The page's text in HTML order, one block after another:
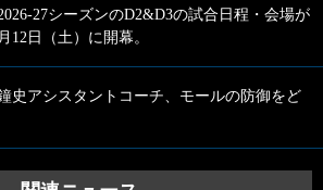
27シーズンのD2&D3の試合日程・会場が
12日（土）に開幕。
史アシスタントコーチ、モールの防御をど